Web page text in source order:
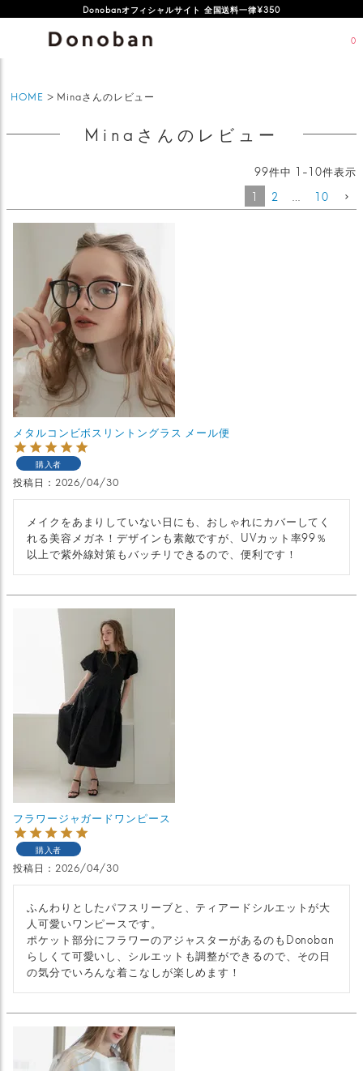
Donobanオフィシャルサイト 全国送料一律¥350
オフィシャルサイト新規会員登録特典 500ポイントプレゼント
0
HOME Minaさんのレビュー
Minaさんのレビュー
99件中 1 -10件表示
1
2 … 10
メタルコンビボスリントングラス メール便
購入者
投稿日 2026/04/30
メイクをあまりしていない日にも、おしゃれにカバーしてく
れる美容メガネ！デザインも素敵ですが、UVカット率99％
以上で紫外線対策もバッチリできるので、便利です！
フラワージャガードワンピース
購入者
投稿日 2026/04/30
ふんわりとしたパフスリーブと、ティアードシルエットが大
人可愛いワンピースです。
ポケット部分にフラワーのアジャスターがあるのもDonoban
らしくて可愛いし、シルエットも調整ができるので、その日
の気分でいろんな着こなしが楽しめます！